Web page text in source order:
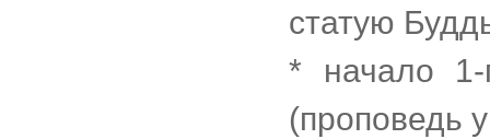
статую
* начало
(проповедь